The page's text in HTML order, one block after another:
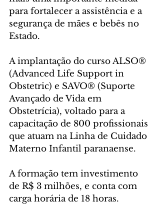
para fortalecer a assistência e a
segurança de mães e bebês no
Estado.
A implantação do curso ALSO®️
(Advanced Life Support in
Obstetric) e SAVO®️ (Suporte
Avançado de Vida em
Obstetrícia), voltado para a
capacitação de 800 profissionais
que atuam na Linha de Cuidado
Materno Infantil paranaense.
A formação tem investimento
de R$ 3 milhões, e conta com
carga horária de 18 horas.